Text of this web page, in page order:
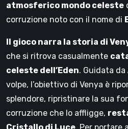
atmosferico mondo celeste
corruzione noto con il nome di
Il gioco narra la storia di
che si ritrova casualmente
celeste dell’Eden. Guidata da
volpe, l’obiettivo di Venya è
splendore, ripristinare la sua
corruzione che lo affligge,